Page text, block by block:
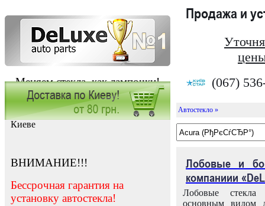
Меняем стекла, как лампочки!
Продажа и
(067)
Заказать установку автостекла в
Киеве
ВНИМАНИЕ!!!
Бессрочная гарантия на
установку автостекла!
Автостекло »
Лобовые и
компаниии
Лобовые
основным видом